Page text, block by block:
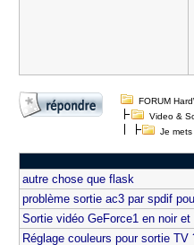
FORUM
Video &
Je
autre chose que flask
problème sortie ac3 par spdif
Sortie vidéo GeForce1 en noir
Réglage couleurs pour sortie TV